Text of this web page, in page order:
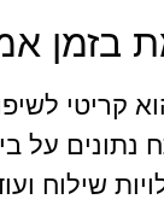
בזמן
על
שילוח